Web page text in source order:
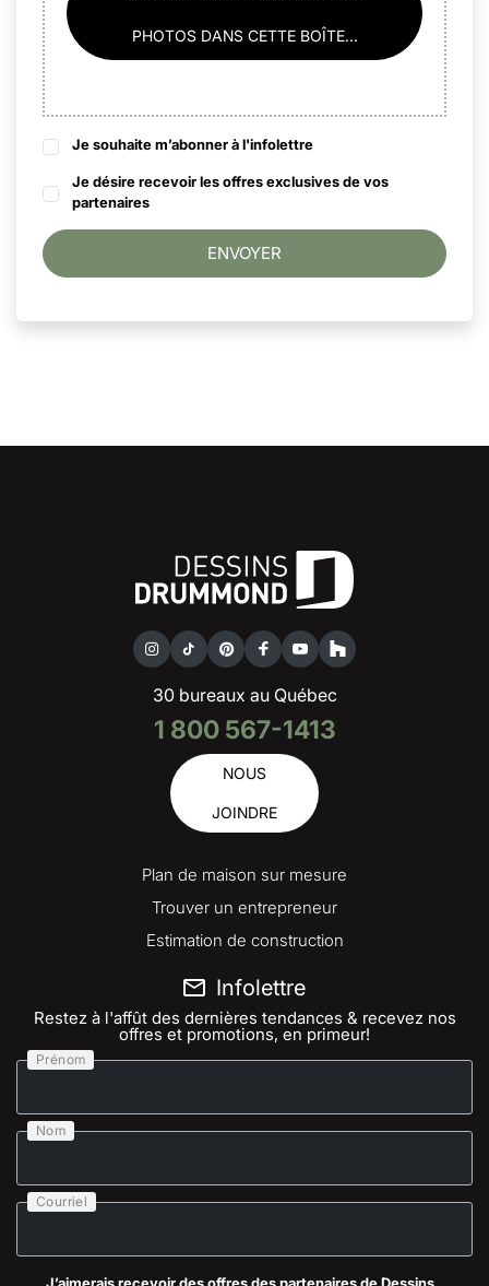
PHOTOS DANS CETTE BOÎTE...
Je souhaite m’abonner à l'infolettre
Je désire recevoir les offres exclusives de vos
partenaires
ENVOYER
30 bureaux au Québec
1 800 567-1413
NOUS
JOINDRE
Plan de maison sur mesure
Trouver un entrepreneur
Estimation de construction
Infolettre
Restez à l'affût des dernières tendances & recevez nos
offres et promotions, en primeur!
Prénom
Nom
Courriel
J’aimerais recevoir des offres des partenaires de Dessins